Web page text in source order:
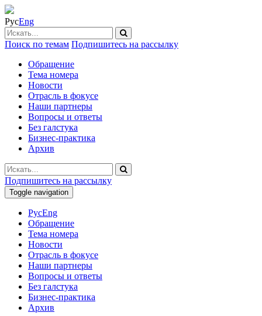
РусEng
Поиск по темам Подпишитесь на рассылку
Обращение
Тема номера
Новости
Отрасль в фокусе
Наши партнеры
Вопросы и ответы
Без галстука
Бизнес-практика
Архив
Подпишитесь на рассылку
Toggle navigation
РусEng
Обращение
Тема номера
Новости
Отрасль в фокусе
Наши партнеры
Вопросы и ответы
Без галстука
Бизнес-практика
Архив